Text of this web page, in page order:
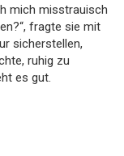
mich misstrauisch
fragte sie mit
sicherstellen,
ruhig zu
es gut.